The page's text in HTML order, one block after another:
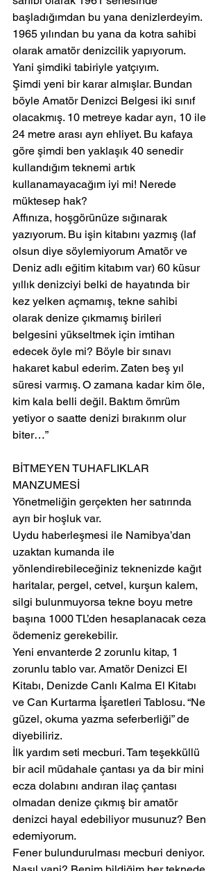
başladığımdan bu yana denizlerdeyim.
1965 yılından bu yana da kotra sahibi
olarak amatör denizcilik yapıyorum.
Yani şimdiki tabiriyle yatçıyım.
Şimdi yeni bir karar almışlar. Bundan
böyle Amatör Denizci Belgesi iki sınıf
olacakmış. 10 metreye kadar ayrı, 10 ile
24 metre arası ayrı ehliyet. Bu kafaya
göre şimdi ben yaklaşık 40 senedir
kullandığım teknemi artık
kullanamayacağım iyi mi! Nerede
müktesep hak?
Affınıza, hoşgörünüze sığınarak
yazıyorum. Bu işin kitabını yazmış (laf
olsun diye söylemiyorum Amatör ve
Deniz adlı eğitim kitabım var) 60 küsur
yıllık denizciyi belki de hayatında bir
kez yelken açmamış, tekne sahibi
olarak denize çıkmamış birileri
belgesini yükseltmek için imtihan
edecek öyle mi? Böyle bir sınavı
hakaret kabul ederim. Zaten beş yıl
süresi varmış. O zamana kadar kim öle,
kim kala belli değil. Baktım ömrüm
yetiyor o saatte denizi bırakırım olur
biter…”
BİTMEYEN TUHAFLIKLAR
MANZUMESİ
Yönetmeliğin gerçekten her satırında
ayrı bir hoşluk var.
Uydu haberleşmesi ile Namibya’dan
uzaktan kumanda ile
yönlendirebileceğiniz teknenizde kağıt
haritalar, pergel, cetvel, kurşun kalem,
silgi bulunmuyorsa tekne boyu metre
başına 1000 TL’den hesaplanacak ceza
ödemeniz gerekebilir.
Yeni envanterde 2 zorunlu kitap, 1
zorunlu tablo var. Amatör Denizci El
Kitabı, Denizde Canlı Kalma El Kitabı
ve Can Kurtarma İşaretleri Tablosu. “Ne
güzel, okuma yazma seferberliği” de
diyebiliriz.
İlk yardım seti mecburi. Tam teşekküllü
bir acil müdahale çantası ya da bir mini
ecza dolabını andıran ilaç çantası
olmadan denize çıkmış bir amatör
denizci hayal edebiliyor musunuz? Ben
edemiyorum.
Fener bulundurulması mecburi deniyor.